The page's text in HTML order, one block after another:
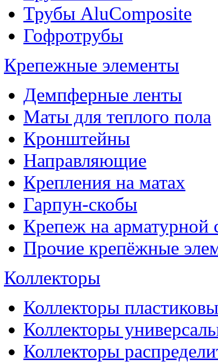
Трубы AluComposite
Гофротрубы
Крепежные элементы
Демпферные ленты
Маты для теплого пола
Кронштейны
Направляющие
Крепления на матах
Гарпун-скобы
Крепеж на арматурной
Прочие крепёжные
Коллекторы
Коллекторы
Коллекторы
Коллекторы